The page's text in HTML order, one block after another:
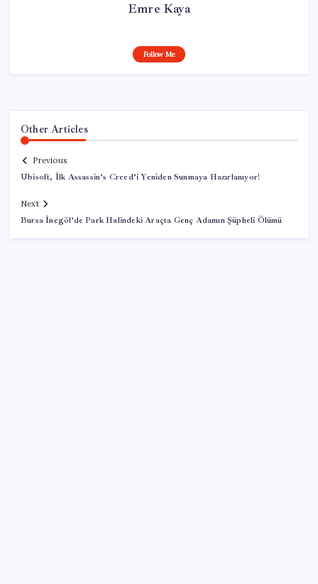
Emre Kaya
Follow Me
Other Articles
Previous
Ubisoft, İlk Assassin’s Creed’i Yeniden Sunmaya Hazırlanıyor!
Next
Bursa İnegöl’de Park Halindeki Araçta Genç Adamın Şüpheli Ölümü